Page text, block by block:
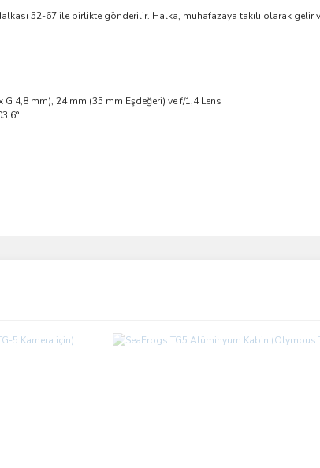
52-67 ile birlikte gönderilir. Halka, muhafazaya takılı olarak gelir
4,8 mm), 24 mm (35 mm Eşdeğeri) ve f/1,4 Lens